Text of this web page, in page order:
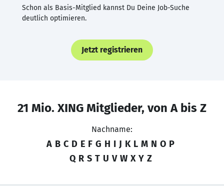
Schon als Basis-Mitglied kannst Du Deine Job-Suche
deutlich optimieren.
Jetzt registrieren
21 Mio. XING Mitglieder, von A bis Z
Nachname:
A B C D E F G H I J K L M N O P
Q R S T U V W X Y Z